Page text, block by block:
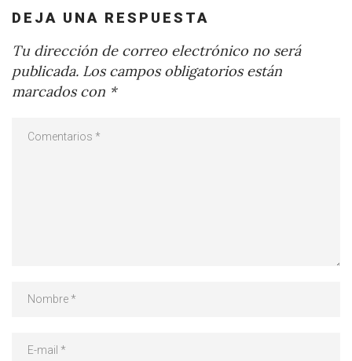
DEJA UNA RESPUESTA
Tu dirección de correo electrónico no será
publicada. Los campos obligatorios están
marcados con *